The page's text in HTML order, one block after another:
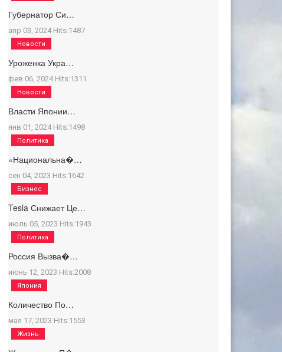
Губернатор Си…
апр 03, 2024 Hits:1487
Уроженка Укра…
фев 06, 2024 Hits:1311
Новости
Власти Японии…
янв 01, 2024 Hits:1498
Новости
«Национальна�…
сен 04, 2023 Hits:1642
Политика
Tesla Снижает Це…
июль 05, 2023 Hits:1943
Бизнес
Россия Вызва�…
июнь 12, 2023 Hits:2008
Политика
Количество По…
мая 17, 2023 Hits:1553
Япония
Жизнь